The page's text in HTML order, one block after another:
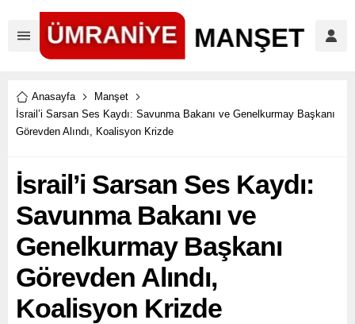
Anasayfa
Manşet
İsrail’i Sarsan Ses Kaydı: Savunma Bakanı ve Genelkurmay Başkanı
Görevden Alındı, Koalisyon Krizde
İsrail’i Sarsan Ses Kaydı:
Savunma Bakanı ve
Genelkurmay Başkanı
Görevden Alındı,
Koalisyon Krizde